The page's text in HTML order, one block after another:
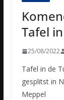
Tafel
25/08/2022
Tafel in de
gesplitst in
Meppel